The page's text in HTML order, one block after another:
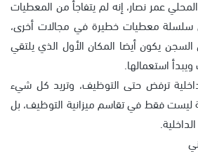
عمر نصار، إنه لم يتفاجأ من المعطيات
سلسلة معطيات خطيرة في مجالات أخرى،
يكون أيضا المكان الأول الذي يلتقي
استعمالها.
ترفض حتى التوظيف، وتريد كل شيء
ليست فقط في تقاسم ميزانية التوظيف، بل